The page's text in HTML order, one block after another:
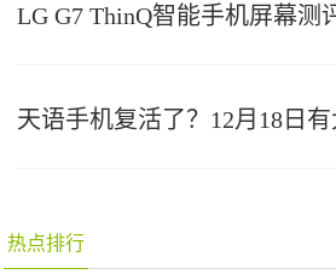
LG G7 ThinQ智能手机屏幕测
天语手机复活了？12月18日
热点排行